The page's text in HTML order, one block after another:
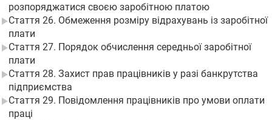
розпоряджатися своєю заробітною платою
Стаття 26. Обмеження розміру відрахувань із заробітної
плати
Стаття 27. Порядок обчислення середньої заробітної
плати
Стаття 28. Захист прав працівників у разі банкрутства
підприємства
Стаття 29. Повідомлення працівників про умови оплати
праці